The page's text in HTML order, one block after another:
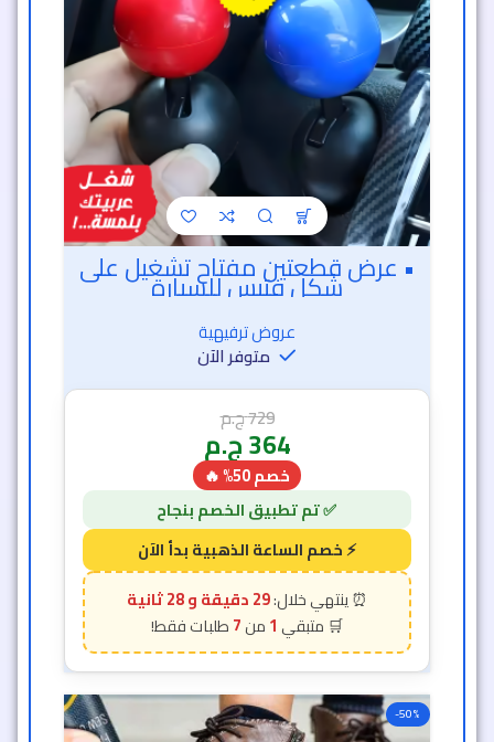
• عرض قطعتين مفتاح تشغيل على
شكل فتيس للسيارة
عروض ترفيهية
متوفر الآن
729ج.م
364ج.م
خصم 50% 🔥
29 دقيقة و 26 ثانية
1
7
-50%